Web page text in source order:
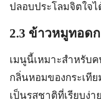
ปลอบประโลมจิตใจ
2.3 ข้าวหมูทอด
เมนูนี้เหมาะสำหรับ
กลิ่นหอมของกระเที
เป็นรสชาติที่เรียบง่